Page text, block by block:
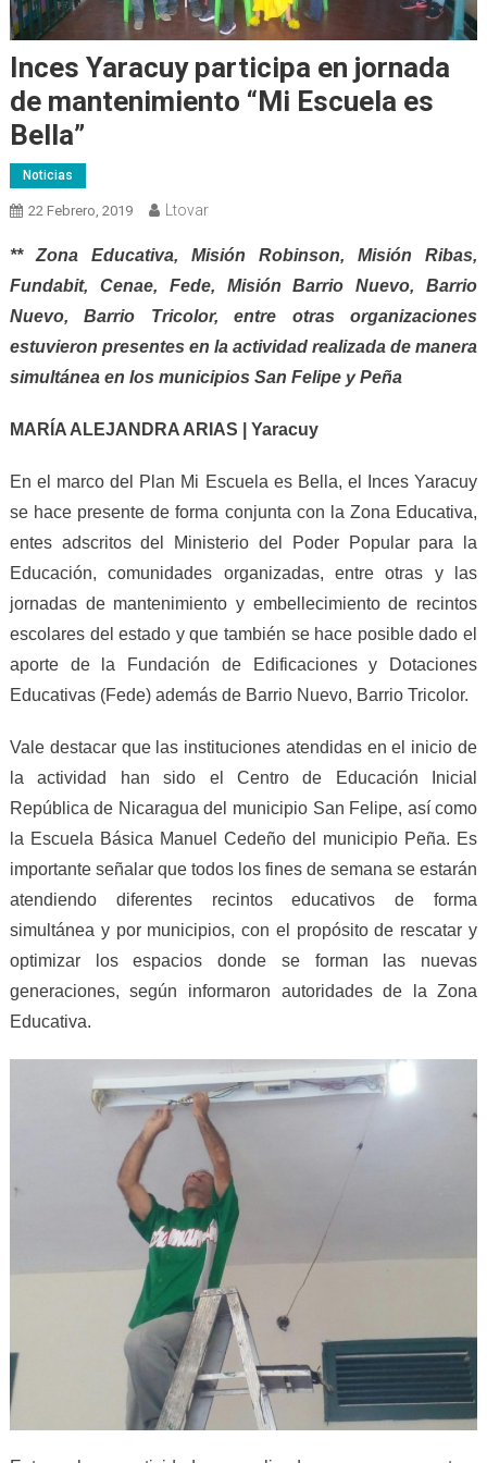
Inces Yaracuy participa en jornada
de mantenimiento “Mi Escuela es
Bella”
Noticias
22 Febrero, 2019 Ltovar
** Zona Educativa, Misión Robinson, Misión Ribas,
Fundabit, Cenae, Fede, Misión Barrio Nuevo, Barrio
Nuevo, Barrio Tricolor, entre otras organizaciones
estuvieron presentes en la actividad realizada de manera
simultánea en los municipios San Felipe y Peña
MARÍA ALEJANDRA ARIAS | Yaracuy
En el marco del Plan Mi Escuela es Bella, el Inces Yaracuy
se hace presente de forma conjunta con la Zona Educativa,
entes adscritos del Ministerio del Poder Popular para la
Educación, comunidades organizadas, entre otras y las
jornadas de mantenimiento y embellecimiento de recintos
escolares del estado y que también se hace posible dado el
aporte de la Fundación de Edificaciones y Dotaciones
Educativas (Fede) además de Barrio Nuevo, Barrio Tricolor.
Vale destacar que las instituciones atendidas en el inicio de
la actividad han sido el Centro de Educación Inicial
República de Nicaragua del municipio San Felipe, así como
la Escuela Básica Manuel Cedeño del municipio Peña. Es
importante señalar que todos los fines de semana se estarán
atendiendo diferentes recintos educativos de forma
simultánea y por municipios, con el propósito de rescatar y
optimizar los espacios donde se forman las nuevas
generaciones, según informaron autoridades de la Zona
Educativa.